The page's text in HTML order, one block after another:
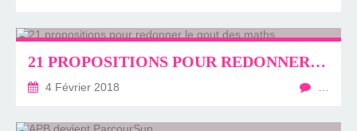
21 PROPOSITIONS POUR REDONNER LE GOUT DES MATHS
4 Février 2018